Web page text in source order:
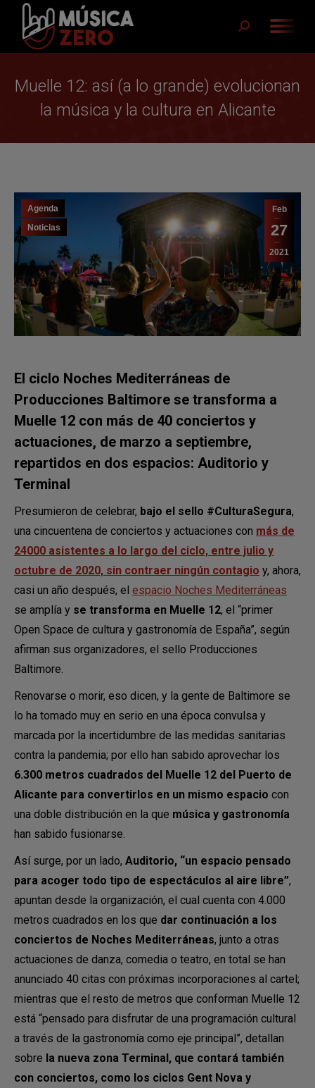
Buscar:
Muelle 12: así (a lo grande) evolucionan
la música y la cultura en Alicante
Feb
27
2021
Agenda
Noticias
El ciclo Noches Mediterráneas de
Producciones Baltimore se transforma a
Muelle 12 con más de 40 conciertos y
actuaciones, de marzo a septiembre,
repartidos en dos espacios: Auditorio y
Terminal
Presumieron de celebrar, bajo el sello #CulturaSegura,
una cincuentena de conciertos y actuaciones con más de
24000 asistentes a lo largo del ciclo, entre julio y
octubre de 2020, sin contraer ningún contagio y, ahora,
casi un año después, el espacio Noches Mediterráneas
se amplía y se transforma en Muelle 12, el “primer
Open Space de cultura y gastronomía de España”, según
afirman sus organizadores, el sello Producciones
Baltimore.
Renovarse o morir, eso dicen, y la gente de Baltimore se
lo ha tomado muy en serio en una época convulsa y
marcada por la incertidumbre de las medidas sanitarias
contra la pandemia; por ello han sabido aprovechar los
6.300 metros cuadrados del Muelle 12 del Puerto de
Alicante para convertirlos en un mismo espacio con
una doble distribución en la que música y gastronomía
han sabido fusionarse.
Así surge, por un lado, Auditorio, “un espacio pensado
para acoger todo tipo de espectáculos al aire libre”,
apuntan desde la organización, el cual cuenta con 4.000
metros cuadrados en los que dar continuación a los
conciertos de Noches Mediterráneas, junto a otras
actuaciones de danza, comedia o teatro, en total se han
anunciado 40 citas con próximas incorporaciones al cartel;
mientras que el resto de metros que conforman Muelle 12
está “pensado para disfrutar de una programación cultural
a través de la gastronomía como eje principal”, detallan
sobre la nueva zona Terminal, que contará también
con conciertos, como los ciclos Gent Nova y